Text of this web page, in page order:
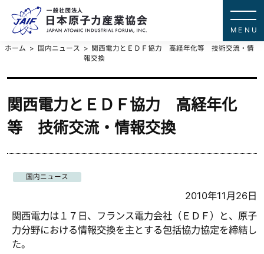
ホーム 国内ニュース
関西電力とＥＤＦ協力 高経年化等 技術交流・情
報交換
関西電力とＥＤＦ協力 高経年化
等 技術交流・情報交換
国内ニュース
2010年11月26日
関西電力は１７日、フランス電力会社（ＥＤＦ）と、原子
力分野における情報交換を主とする包括協力協定を締結し
た。